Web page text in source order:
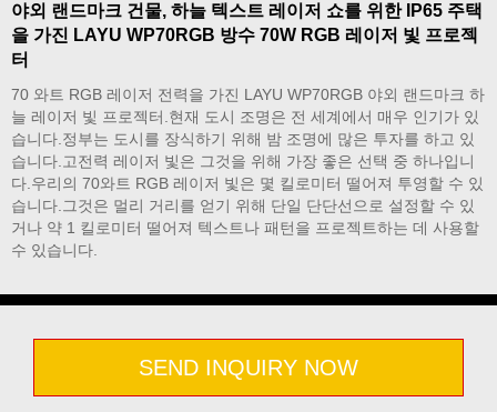
야외 랜드마크 건물, 하늘 텍스트 레이저 쇼를 위한 IP65 주택
을 가진 LAYU WP70RGB 방수 70W RGB 레이저 빛 프로젝
터
70 와트 RGB 레이저 전력을 가진 LAYU WP70RGB 야외 랜드마크 하
늘 레이저 빛 프로젝터.현재 도시 조명은 전 세계에서 매우 인기가 있
습니다.정부는 도시를 장식하기 위해 밤 조명에 많은 투자를 하고 있
습니다.고전력 레이저 빛은 그것을 위해 가장 좋은 선택 중 하나입니
다.우리의 70와트 RGB 레이저 빛은 몇 킬로미터 떨어져 투영할 수 있
습니다.그것은 멀리 거리를 얻기 위해 단일 단단선으로 설정할 수 있
거나 약 1 킬로미터 떨어져 텍스트나 패턴을 프로젝트하는 데 사용할
수 있습니다.
SEND INQUIRY NOW